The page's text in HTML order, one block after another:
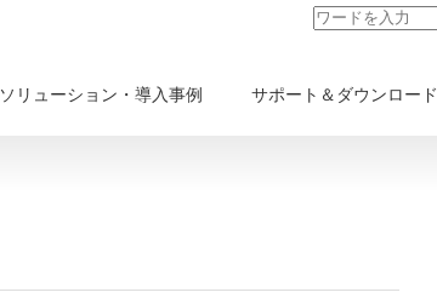
ソリューション・導入事例 サポート＆ダウンロード